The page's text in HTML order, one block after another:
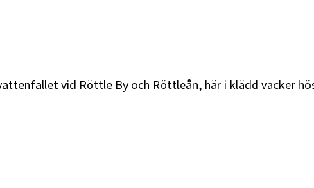
vid Röttle By och Röttleån, här i klädd vacker